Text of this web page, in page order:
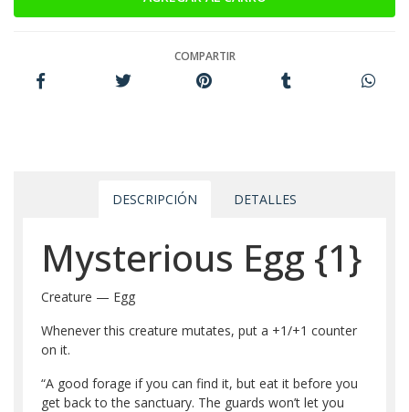
COMPARTIR
DESCRIPCIÓN DETALLES
Mysterious Egg {1}
Creature — Egg
Whenever this creature mutates, put a +1/+1 counter
on it.
“A good forage if you can find it, but eat it before you
get back to the sanctuary. The guards won’t let you